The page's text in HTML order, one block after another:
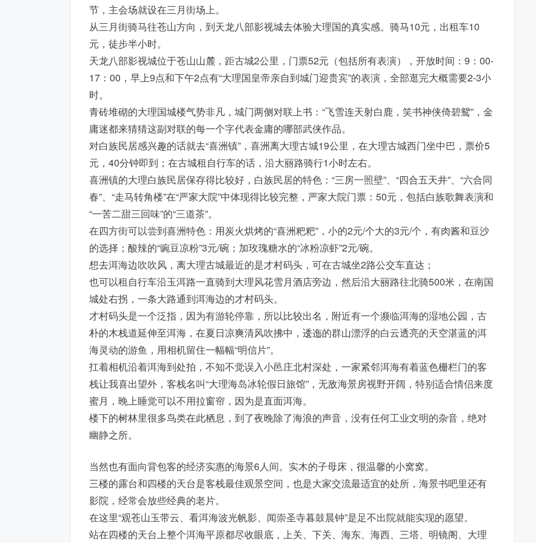
节，主会场就设在三月街场上。
从三月街骑马往苍山方向，到天龙八部影视城去体验大理国的真实感。骑马10元，出租车10
元，徒步半小时。
天龙八部影视城位于苍山山麓，距古城2公里，门票52元（包括所有表演），开放时间：9：00-
17：00，早上9点和下午2点有“大理国皇帝亲自到城门迎贵宾”的表演，全部逛完大概需要2-3小
时。
青砖堆砌的大理国城楼气势非凡，城门两侧对联上书：“飞雪连天射白鹿，笑书神侠倚碧鸳”，金
庸迷都来猜猜这副对联的每一个字代表金庸的哪部武侠作品。
对白族民居感兴趣的话就去“喜洲镇”，喜洲离大理古城19公里，在大理古城西门坐中巴，票价5
元，40分钟即到；在古城租自行车的话，沿大丽路骑行1小时左右。
喜洲镇的大理白族民居保存得比较好，白族民居的特色：“三房一照壁”、“四合五天井”、“六合同
春”、“走马转角楼”在“严家大院”中体现得比较完整，严家大院门票：50元，包括白族歌舞表演和
“一苦二甜三回味”的“三道茶”。
在四方街可以尝到喜洲特色：用炭火烘烤的“喜洲粑粑”，小的2元/个大的3元/个，有肉酱和豆沙
的选择；酸辣的“豌豆凉粉”3元/碗；加玫瑰糖水的“冰粉凉虾”2元/碗。
想去洱海边吹吹风，离大理古城最近的是才村码头，可在古城坐2路公交车直达；
也可以租自行车沿玉洱路一直骑到大理风花雪月酒店旁边，然后沿大丽路往北骑500米，在南国
城处右拐，一条大路通到洱海边的才村码头。
才村码头是一个泛指，因为有游轮停靠，所以比较出名，附近有一个濒临洱海的湿地公园，古
朴的木栈道延伸至洱海，在夏日凉爽清风吹拂中，逶迤的群山漂浮的白云透亮的天空湛蓝的洱
海灵动的游鱼，用相机留住一幅幅“明信片”。
扛着相机沿着洱海到处拍，不知不觉误入小邑庄北村深处，一家紧邻洱海有着蓝色栅栏门的客
栈让我喜出望外，客栈名叫“大理海岛冰轮假日旅馆”，无敌海景房视野开阔，特别适合情侣来度
蜜月，晚上睡觉可以不用拉窗帘，因为是直面洱海。
楼下的树林里很多鸟类在此栖息，到了夜晚除了海浪的声音，没有任何工业文明的杂音，绝对
幽静之所。
当然也有面向背包客的经济实惠的海景6人间。实木的子母床，很温馨的小窝窝。
三楼的露台和四楼的天台是客栈最佳观景空间，也是大家交流最适宜的处所，海景书吧里还有
影院，经常会放些经典的老片。
在这里“观苍山玉带云、看洱海波光帆影、闻崇圣寺暮鼓晨钟”是足不出院就能实现的愿望。
站在四楼的天台上整个洱海平原都尽收眼底，上关、下关、海东、海西、三塔、明镜阁、大理